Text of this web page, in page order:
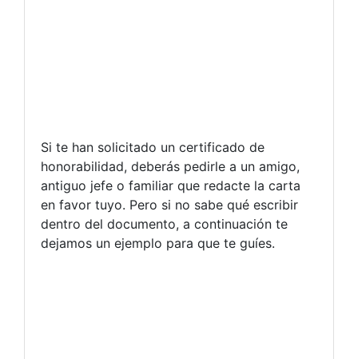
Si te han solicitado un certificado de
honorabilidad, deberás pedirle a un amigo,
antiguo jefe o familiar que redacte la carta
en favor tuyo. Pero si no sabe qué escribir
dentro del documento, a continuación te
dejamos un ejemplo para que te guíes.